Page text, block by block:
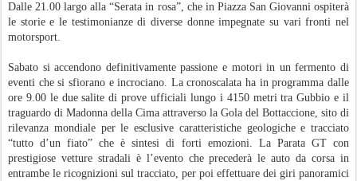
Dalle 21.00 largo alla “Serata in rosa”, che in Piazza San Giovanni ospiterà
le storie e le testimonianze di diverse donne impegnate su vari fronti nel
motorsport.
Sabato si accendono definitivamente passione e motori in un fermento di
eventi che si sfiorano e incrociano. La cronoscalata ha in programma dalle
ore 9.00 le due salite di prove ufficiali lungo i 4150 metri tra Gubbio e il
traguardo di Madonna della Cima attraverso la Gola del Bottaccione, sito di
rilevanza mondiale per le esclusive caratteristiche geologiche e tracciato
“tutto d’un fiato” che è sintesi di forti emozioni. La Parata GT con
prestigiose vetture stradali è l’evento che precederà le auto da corsa in
entrambe le ricognizioni sul tracciato, per poi effettuare dei giri panoramici